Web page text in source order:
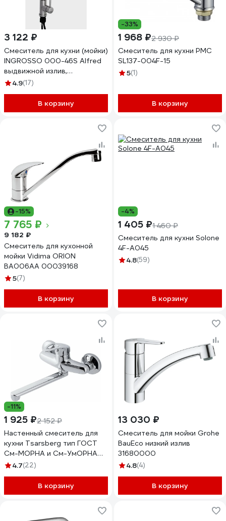
3 122 ₽
Смеситель для кухни (мойки)
INGROSSO 000-46S Alfred
выдвижной излив,
нержавеющая сталь,
УТ-00042488
4.9(17)
В корзину
-33%
1 968 ₽2 930 ₽
Смеситель для кухни РМС
SL137-004F-15
5(1)
В корзину
-15%
7 765 ₽
9 182 ₽
Смеситель для кухонной
мойки Vidima ORION
BA006AA 00039168
5(7)
В корзину
-4%
1 405 ₽1 460 ₽
Смеситель для кухни Solone
4F-A045
4.8(59)
В корзину
-11%
1 925 ₽2 152 ₽
Настенный смеситель для
кухни Tsarsberg тип ГОСТ
См-МОРНА и См-УмОРНА
TSB-920-3507
4.7(22)
В корзину
13 030 ₽
Смеситель для мойки Grohe
BauEco низкий излив
31680000
4.8(4)
В корзину